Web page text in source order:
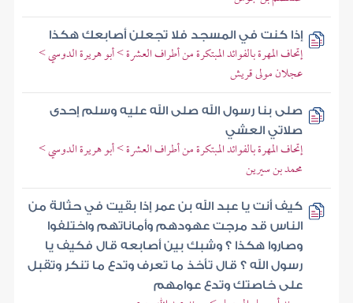
إذا كنت في المسجد فلا تجعلن أصابعك هكذا
إتحاف المهرة بالفوائد المبتكرة من أطراف العشرة > أبو هريرة الدوسي >
عجلان مولى قريش
صلى بنا رسول الله صلى الله عليه وسلم إحدى
صلاتي العشي
إتحاف المهرة بالفوائد المبتكرة من أطراف العشرة > أبو هريرة الدوسي >
محمد بن سيرين
كيف أنت يا عبد الله بن عمر إذا بقيت في حثالة من
الناس قد مرجت عهودهم وأماناتهم واختلفوا
وصاروا هكذا ؟ وشبك بين أصابعه قال فكيف يا
رسول الله ؟ قال تأخذ ما تعرف وتدع ما تنكر وتقبل
على خاصتك وتدع عوامهم